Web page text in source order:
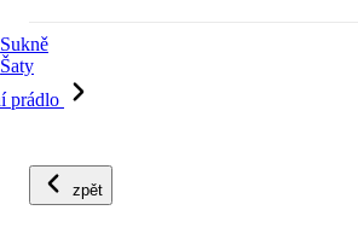
Sukně
Šaty
prádlo
zpět